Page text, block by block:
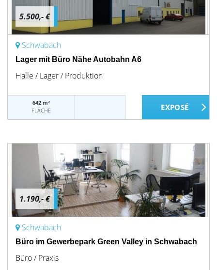
5.500,- €
Schwabach
Lager mit Büro Nähe Autobahn A6
Halle / Lager / Produktion
642 m²
FLÄCHE
1.190,- €
Schwabach
Büro im Gewerbepark Green Valley in Schwabach
Büro / Praxis